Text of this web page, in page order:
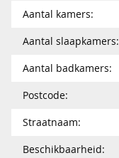
Aantal kamers:
Aantal slaapkamers:
Aantal badkamers:
Postcode:
Straatnaam:
Beschikbaarheid: